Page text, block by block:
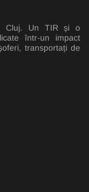
Cluj. Un TIR și o
într-un impact
transportați de